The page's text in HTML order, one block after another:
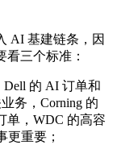
AI 基建链条，因
三个标准：
Dell 的 AI 订单和
务，Corning 的
单，WDC 的高容
更重要；